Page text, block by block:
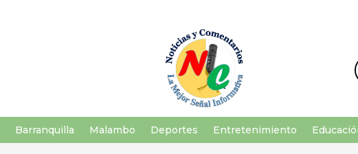
Barranquilla Malambo Deportes Entretenimiento